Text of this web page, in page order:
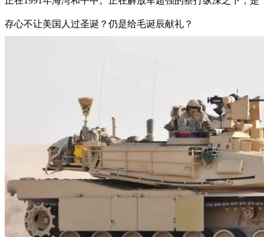
存心不让美国人过圣诞？仍是给毛诞辰献礼？